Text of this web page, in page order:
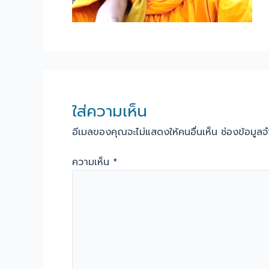
ใส่ความเห็น
อีเมลของคุณจะไม่แสดงให้คนอื่นเห็น ช่องข้อมูล
ความเห็น *